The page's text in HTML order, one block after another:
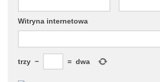
Witryna internetowa
trzy − = dwa